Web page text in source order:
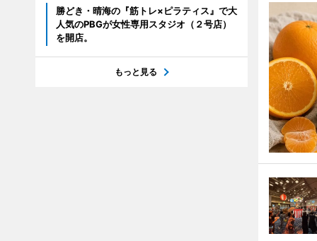
勝どき・晴海の『筋トレ×ピラティス』で大
人気のPBGが女性専用スタジオ（２号店）
を開店。
もっと見る